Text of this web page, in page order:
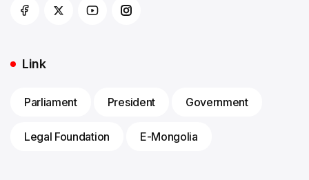
Link
Parliament President Government
Legal Foundation E-Mongolia